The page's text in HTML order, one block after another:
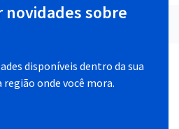
novidades sobre
disponíveis dentro da sua
região onde você mora.